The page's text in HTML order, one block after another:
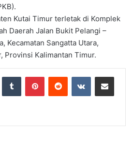
Kutai Timur terletak di Komplek
Daerah Jalan Bukit Pelangi –
Kecamatan Sangatta Utara,
Provinsi Kalimantan Timur.